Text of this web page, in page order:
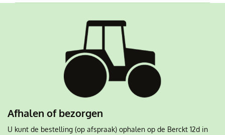
Afhalen of bezorgen
U kunt de bestelling (op afspraak) ophalen op de Berckt 12d in